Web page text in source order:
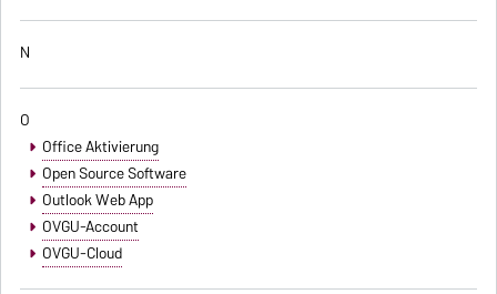
N
O
Office Aktivierung
Open Source Software
Outlook Web App
OVGU-Account
OVGU-Cloud